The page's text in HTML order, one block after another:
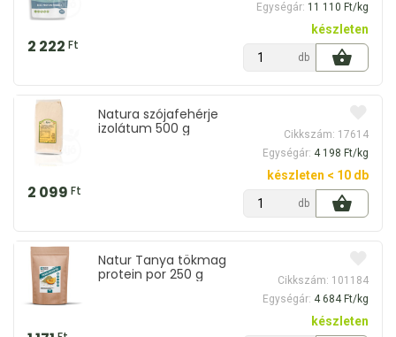
Egységár: 11 110 Ft/kg
2 222 Ft
készleten
db
Natura szójafehérje
izolátum 500 g
Cikkszám: 17614
Egységár: 4 198 Ft/kg
2 099 Ft
készleten < 10 db
db
Natur Tanya tökmag
protein por 250 g
Cikkszám: 101184
Egységár: 4 684 Ft/kg
készleten